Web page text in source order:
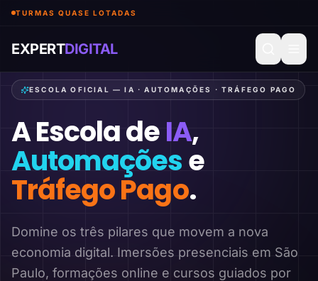
TURMAS QUASE LOTADAS
EXPERTDIGITAL
ESCOLA OFICIAL — IA · AUTOMAÇÕES · TRÁFEGO PAGO
A Escola deIA,
Automaçõese
Tráfego Pago.
Domine os três pilares que movem a nova
economia digital. Imersões presenciais em São
Paulo, formações online e cursos guiados por